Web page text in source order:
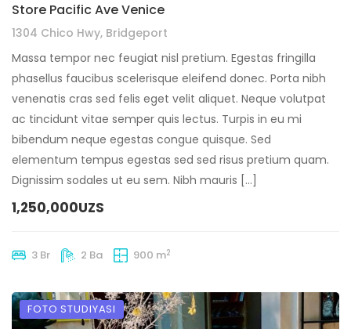
Store Pacific Ave Venice
1304 Chico Hwy, Bridgeport
Massa tempor nec feugiat nisl pretium. Egestas fringilla
phasellus faucibus scelerisque eleifend donec. Porta nibh
venenatis cras sed felis eget velit aliquet. Neque volutpat
ac tincidunt vitae semper quis lectus. Turpis in eu mi
bibendum neque egestas congue quisque. Sed
elementum tempus egestas sed sed risus pretium quam.
Dignissim sodales ut eu sem. Nibh mauris […]
1,250,000UZS
3 Br 2 Ba 900 m2
FOTO STUDIYASI